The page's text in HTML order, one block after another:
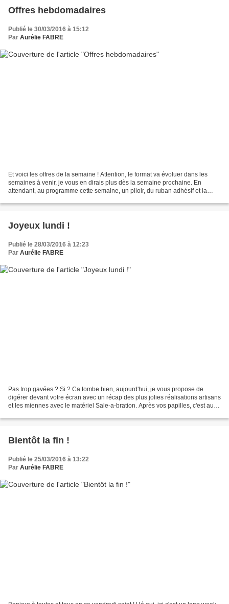
Offres hebdomadaires
Publié le 30/03/2016 à 15:12
Par Aurélie FABRE
Et voici les offres de la semaine ! Attention, le format va évoluer dans les
semaines à venir, je vous en dirais plus dès la semaine prochaine. En
attendant, au programme cette semaine, un plioir, du ruban adhésif et la
Joyeux lundi !
Publié le 28/03/2016 à 12:23
Par Aurélie FABRE
Pas trop gavées ? Si ? Ca tombe bien, aujourd'hui, je vous propose de
digérer devant votre écran avec un récap des plus jolies réalisations artisans
et les miennes avec le matériel Sale-a-bration. Après vos papilles, c'est au
Bientôt la fin !
Publié le 25/03/2016 à 13:22
Par Aurélie FABRE